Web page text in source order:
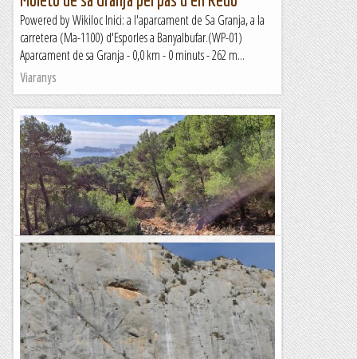
Powered by Wikiloc Inici: a l'aparcament de Sa Granja, a la
carretera (Ma-1100) d'Esporles a Banyalbufar.(WP-01)
Aparcament de sa Granja - 0,0 km - 0 minuts - 262 m...
Viaranys
Pi de Ses Creus, Canteras na Dalmau y Ses
Vinyes
TrailRunningMallorca – Correr por la isla de Mallorca